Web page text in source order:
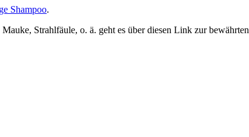
Shampoo.
Strahlfäule, o. ä. geht es über diesen Link zur bewährten